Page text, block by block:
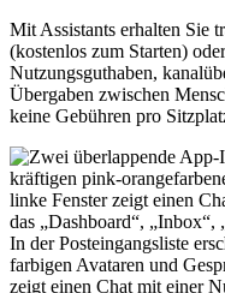
Mit Assistants erhalten Sie
(kostenlos zum Starten)
Nutzungsguthaben,
Übergaben zwischen
keine Gebühren pro